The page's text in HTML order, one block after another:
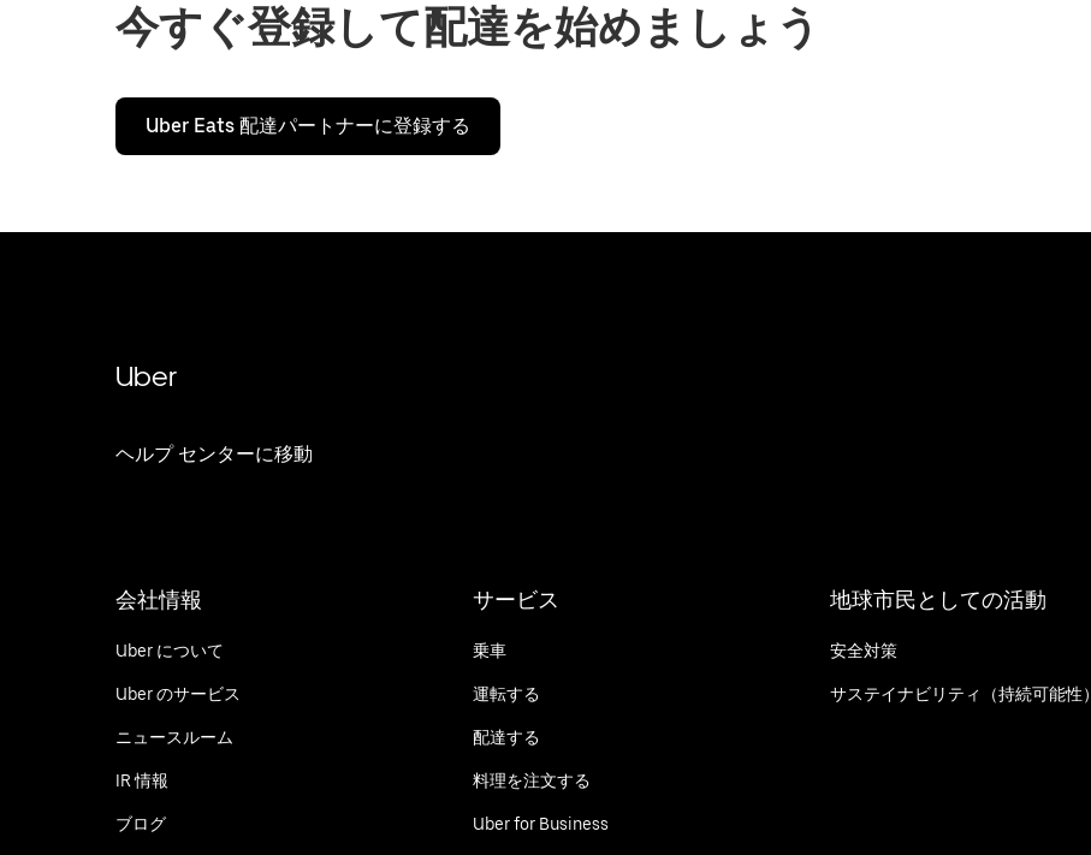
今すぐ登録して配達を始めましょう
Uber Eats 配達パートナーに登録する
Uber
ヘルプ センターに移動
会社情報
Uber について
Uber のサービス
ニュースルーム
IR 情報
ブログ
サービス
乗車
運転する
配達する
料理を注文する
Uber for Business
地球市民としての活動
安全対策
サステイナビリティ（持続可能性）